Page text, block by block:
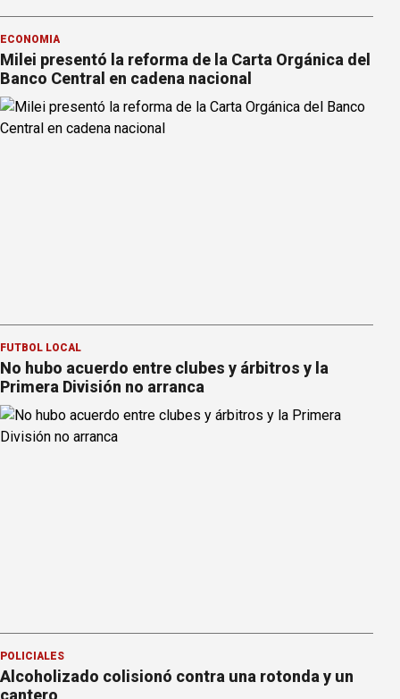
ECONOMÍA
Milei presentó la reforma de la Carta Orgánica del
Banco Central en cadena nacional
FÚTBOL LOCAL
No hubo acuerdo entre clubes y árbitros y la
Primera División no arranca
POLICIALES
Alcoholizado colisionó contra una rotonda y un
cantero